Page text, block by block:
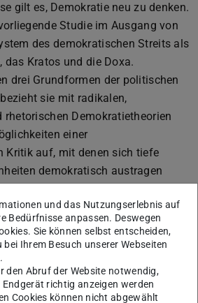
gilt es, Demokratie neu zu denken.
Studie im Ausgang von
des demokratischen Streits als
das Kratos und die Doxa.
drei Grundformen der politischen
sie mit radikalen,
rhetorischen Demokratietheorien
einer
Kritik auf, mit denen sich tiefe
demokratisch austragen
18:05 Uhr, S313/215
Streit. Am folgenden Tag findet
Herrmann statt. Dort wird
und das Nutzungserlebnis auf
Bedürfnisse anpassen. Deswegen
Sie können selbst entscheiden,
bei Ihrem Besuch unserer Webseiten
den Abruf der Website notwendig,
richtig anzeigen werden
Cookies können nicht abgewählt